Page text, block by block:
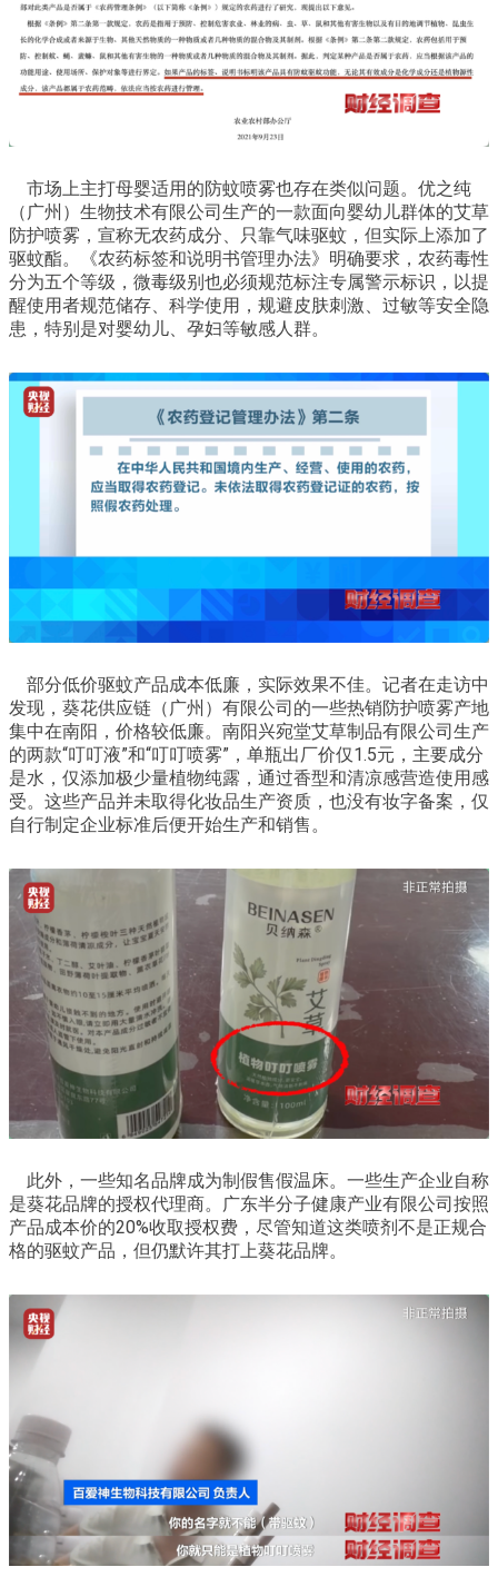
市场上主打母婴适用的防蚊喷雾也存在类似问题。优之纯
（广州）生物技术有限公司生产的一款面向婴幼儿群体的艾草
防护喷雾，宣称无农药成分、只靠气味驱蚊，但实际上添加了
驱蚊酯。《农药标签和说明书管理办法》明确要求，农药毒性
分为五个等级，微毒级别也必须规范标注专属警示标识，以提
醒使用者规范储存、科学使用，规避皮肤刺激、过敏等安全隐
患，特别是对婴幼儿、孕妇等敏感人群。
部分低价驱蚊产品成本低廉，实际效果不佳。记者在走访中
发现，葵花供应链（广州）有限公司的一些热销防护喷雾产地
集中在南阳，价格较低廉。南阳兴宛堂艾草制品有限公司生产
的两款“叮叮液”和“叮叮喷雾”，单瓶出厂价仅1.5元，主要成分
是水，仅添加极少量植物纯露，通过香型和清凉感营造使用感
受。这些产品并未取得化妆品生产资质，也没有妆字备案，仅
自行制定企业标准后便开始生产和销售。
此外，一些知名品牌成为制假售假温床。一些生产企业自称
是葵花品牌的授权代理商。广东半分子健康产业有限公司按照
产品成本价的20%收取授权费，尽管知道这类喷剂不是正规合
格的驱蚊产品，但仍默许其打上葵花品牌。